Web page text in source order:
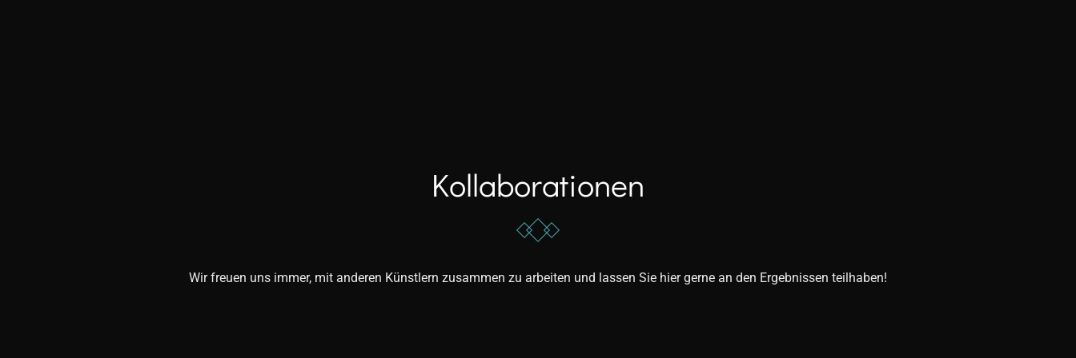
Kollaborationen
Wir freuen uns immer, mit anderen Künstlern zusammen zu arbeiten und lassen Sie hier gerne an den Ergebnissen teilhaben!